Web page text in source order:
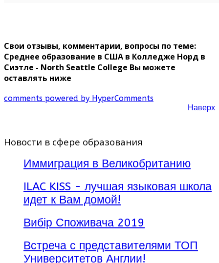
Свои отзывы, комментарии, вопросы по теме:
Среднее образование в США в Колледже Норд в
Сиэтле - North Seattle College Вы можете
оставлять ниже
comments powered by HyperComments
Наверх
Новости в сфере образования
Иммиграция в Великобританию
ILAC KISS - лучшая языковая школа
идет к Вам домой!
Вибір Споживача 2019
Встреча с представителями ТОП
Университетов Англии!